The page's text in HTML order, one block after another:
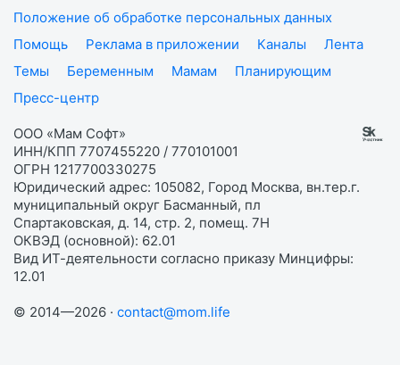
Положение об обработке персональных данных
Помощь
Реклама в приложении Каналы
Лента
Темы
Беременным Мамам
Планирующим
Пресс-центр
ООО «Мам Софт»
ИНН/КПП 7707455220 / 770101001
ОГРН 1217700330275
Юридический адрес: 105082, Город Москва, вн.тер.г.
муниципальный округ Басманный, пл
Спартаковская, д. 14, стр. 2, помещ. 7Н
ОКВЭД (основной): 62.01
Вид ИТ-деятельности согласно приказу Минцифры:
12.01
© 2014—2026 · contact@mom.life